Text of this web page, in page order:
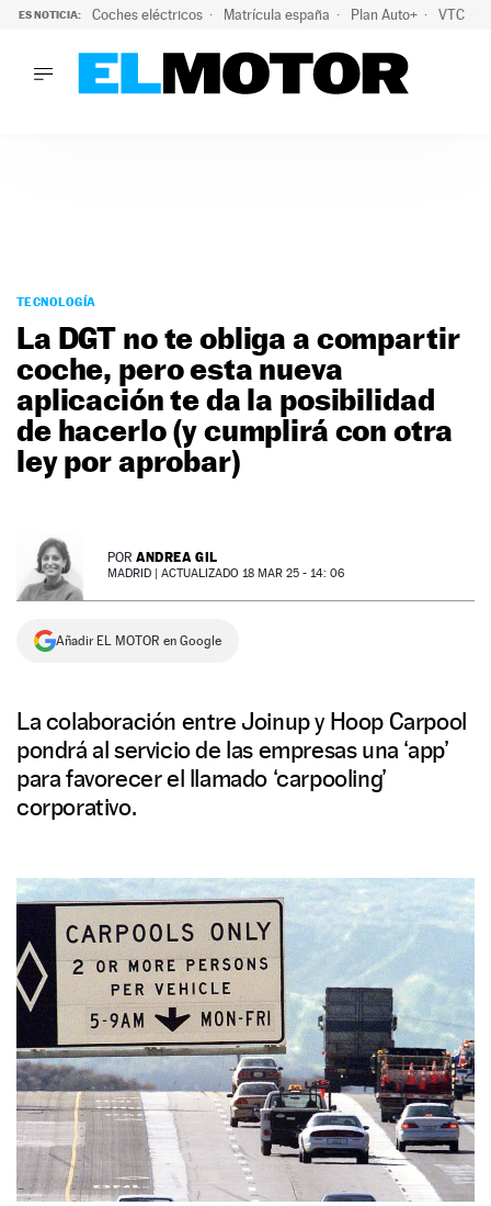
ES NOTICIA: Coches eléctricos Matrícula españa Plan Auto+ VTC
PODCAST
MOTOS
TECNOLOGÍA
SUPERCOCHES
MOTORTV
PREMIOS
SERVICIOS
SÍGUENOS
TECNOLOGÍA
La DGT no te obliga a compartir
coche, pero esta nueva
aplicación te da la posibilidad
de hacerlo (y cumplirá con otra
ley por aprobar)
POR ANDREA GIL
MADRID | ACTUALIZADO 18 MAR 25 - 14: 06
Añadir EL MOTOR en Google
La colaboración entre Joinup y Hoop Carpool
pondrá al servicio de las empresas una ‘app’
para favorecer el llamado ‘carpooling’
corporativo.